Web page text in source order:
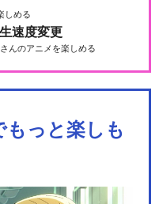
しめる
速度変更
んのアニメを楽しめる
もっと楽しも